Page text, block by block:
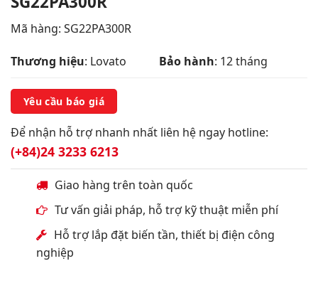
Mã hàng: SG22PA300R
Thương hiệu: Lovato Bảo hành: 12 tháng
Yêu cầu báo giá
Để nhận hỗ trợ nhanh nhất liên hệ ngay hotline:
(+84)24 3233 6213
Giao hàng trên toàn quốc
Tư vấn giải pháp, hỗ trợ kỹ thuật miễn phí
Hỗ trợ lắp đặt biến tần, thiết bị điện công
nghiệp